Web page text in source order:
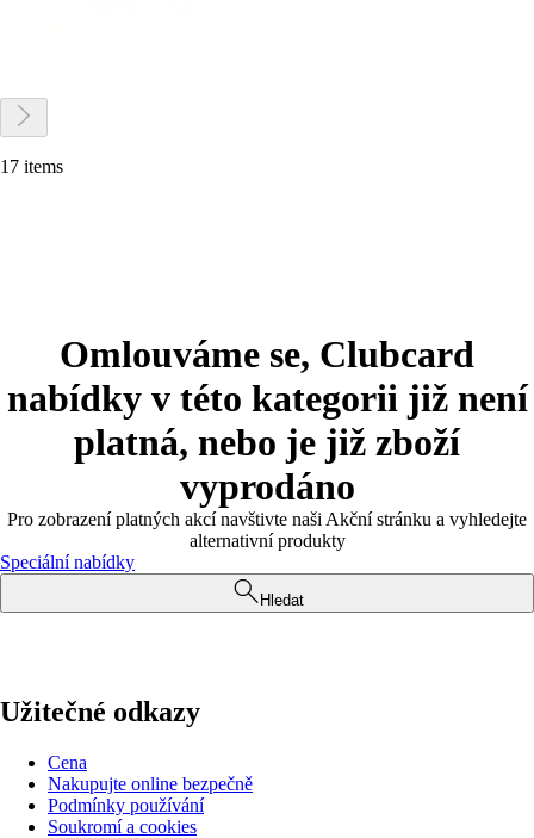
17 items
Omlouváme se, Clubcard
nabídky v této kategorii již není
platná, nebo je již zboží
vyprodáno
Pro zobrazení platných akcí navštivte naši Akční stránku a vyhledejte
alternativní produkty
Speciální nabídky
Hledat
Užitečné odkazy
Cena
Nakupujte online bezpečně
Podmínky používání
Soukromí a cookies